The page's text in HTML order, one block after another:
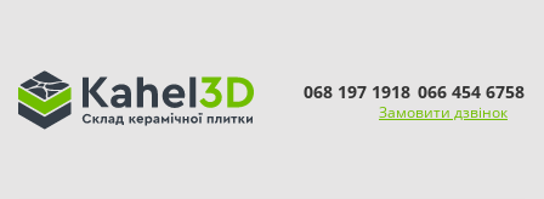
068 197 1918 066 454 6758
Замовити дзвінок